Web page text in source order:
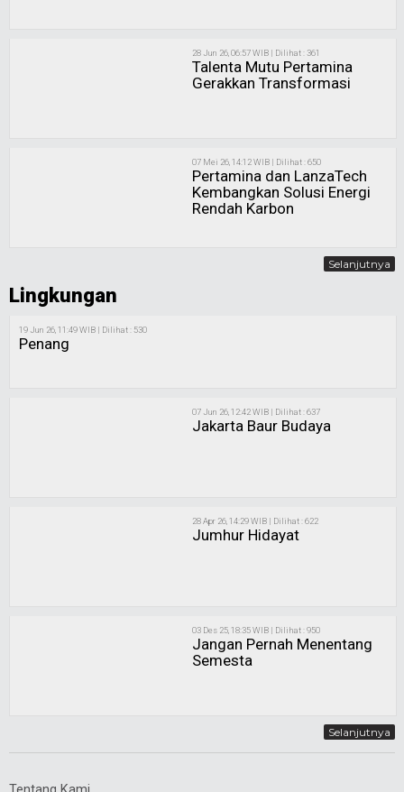
28 Jun 26, 06:57 WIB | Dilihat : 361
Talenta Mutu Pertamina
Gerakkan Transformasi
07 Mei 26, 14:12 WIB | Dilihat : 650
Pertamina dan LanzaTech
Kembangkan Solusi Energi
Rendah Karbon
Selanjutnya
Lingkungan
19 Jun 26, 11:49 WIB | Dilihat : 530
Penang
07 Jun 26, 12:42 WIB | Dilihat : 637
Jakarta Baur Budaya
28 Apr 26, 14:29 WIB | Dilihat : 622
Jumhur Hidayat
03 Des 25, 18:35 WIB | Dilihat : 950
Jangan Pernah Menentang
Semesta
Selanjutnya